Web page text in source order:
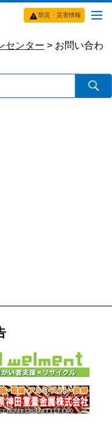
防災・災害情報
センター > お問い合わ